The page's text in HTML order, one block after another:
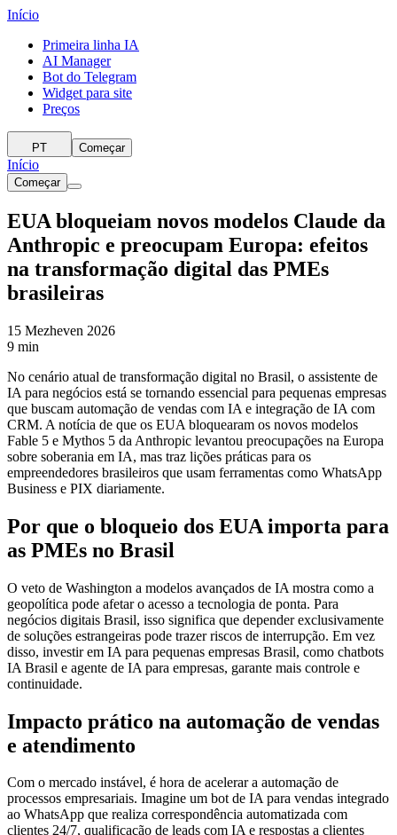
Início
Primeira linha IA
AI Manager
Bot do Telegram
Widget para site
Preços
PT Começar
Início
Começar
EUA bloqueiam novos modelos Claude da
Anthropic e preocupam Europa: efeitos
na transformação digital das PMEs
brasileiras
15 Mezheven 2026
9 min
No cenário atual de transformação digital no Brasil, o assistente de
IA para negócios está se tornando essencial para pequenas empresas
que buscam automação de vendas com IA e integração de IA com
CRM. A notícia de que os EUA bloquearam os novos modelos
Fable 5 e Mythos 5 da Anthropic levantou preocupações na Europa
sobre soberania em IA, mas traz lições práticas para os
empreendedores brasileiros que usam ferramentas como WhatsApp
Business e PIX diariamente.
Por que o bloqueio dos EUA importa para
as PMEs no Brasil
O veto de Washington a modelos avançados de IA mostra como a
geopolítica pode afetar o acesso a tecnologia de ponta. Para
negócios digitais Brasil, isso significa que depender exclusivamente
de soluções estrangeiras pode trazer riscos de interrupção. Em vez
disso, investir em IA para pequenas empresas Brasil, como chatbots
IA Brasil e agente de IA para empresas, garante mais controle e
continuidade.
Impacto prático na automação de vendas
e atendimento
Com o mercado instável, é hora de acelerar a automação de
processos empresariais. Imagine um bot de IA para vendas integrado
ao WhatsApp que realiza correspondência automatizada com
clientes 24/7, qualificação de leads com IA e respostas a clientes